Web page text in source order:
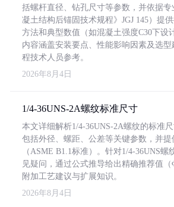
括螺杆直径、钻孔尺寸等参数，并依据专
凝土结构后锚固技术规程》JGJ 145）提
方法和典型数值（如混凝土强度C30下设
内容涵盖安装要点、性能影响因素及选型
程技术人员参考。
2026年8月4日
1/4-36UNS-2A螺纹标准尺寸
本文详细解析1/4-36UNS-2A螺纹的标准
包括外径、螺距、公差等关键参数，并提
（ASME B1.1标准）。针对1/4-36UNS螺
见疑问，通过公式推导给出精确推荐值
附加工艺建议与扩展知识。
2026年8月4日